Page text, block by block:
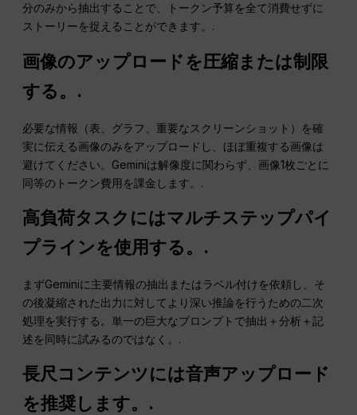
分のみから抽出することで、トークン予算を全て消費せずに
ストーリーを捉えることができます。.
画像のアップロードを圧縮または制限
する。.
必要な情報（表、グラフ、重要なスクリーンショット）を確
実に伝える画像のみをアップロードし、ほぼ重複する画像は
避けてください。Geminiは解像度に関わらず、画像1枚ごとに
同等のトークン費用を課金します。.
高負荷タスクにはマルチステップパイ
プラインを使用する。.
まずGeminiに主要情報の抽出またはラベル付けを依頼し、そ
の後凝縮された出力に対してより深い推論を行うための二次
処理を実行する。単一の巨大なプロンプトで抽出＋分析＋記
述を同時に試みるのではなく。.
長尺コンテンツには音声アップロード
を推奨します。.